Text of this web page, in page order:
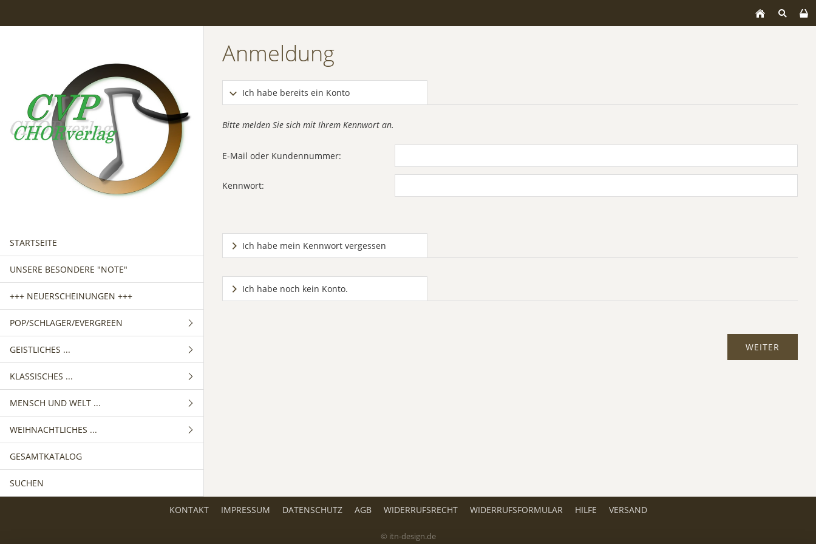
STARTSEITE
UNSERE BESONDERE "NOTE"
+++ NEUERSCHEINUNGEN +++
POP/SCHLAGER/EVERGREEN
GEMISCHTER CHOR
FRAUENCHOR
MÄNNERCHOR
GEISTLICHES ...
GEMISCHTER CHOR
FRAUENCHOR
MÄNNERCHOR
KLASSISCHES ...
GEMISCHTER CHOR
FRAUENCHOR
MÄNNERCHOR
MENSCH UND WELT ...
GEMISCHTER CHOR
FRAUENCHOR
MÄNNERCHOR
WEIHNACHTLICHES ...
GEMISCHTER CHOR
FRAUENCHOR
GESAMTKATALOG
SUCHEN
Anmeldung
Ich habe bereits ein Konto
Bitte melden Sie sich mit Ihrem Kennwort an.
E-Mail oder Kundennummer:
Kennwort:
Ich habe mein Kennwort vergessen
Ich habe noch kein Konto.
KONTAKT IMPRESSUM DATENSCHUTZ AGB WIDERRUFSRECHT WIDERRUFSFORMULAR HILFE VERSAND
© itn-design.de